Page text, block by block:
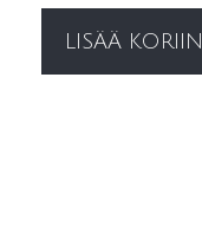
LISÄÄ KORIIN